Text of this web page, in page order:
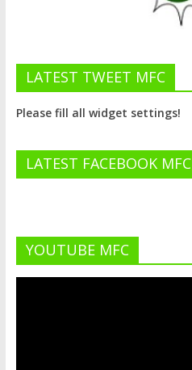
LATEST TWEET MFC
Please fill all widget settings!
LATEST FACEBOOK MFC
YOUTUBE MFC